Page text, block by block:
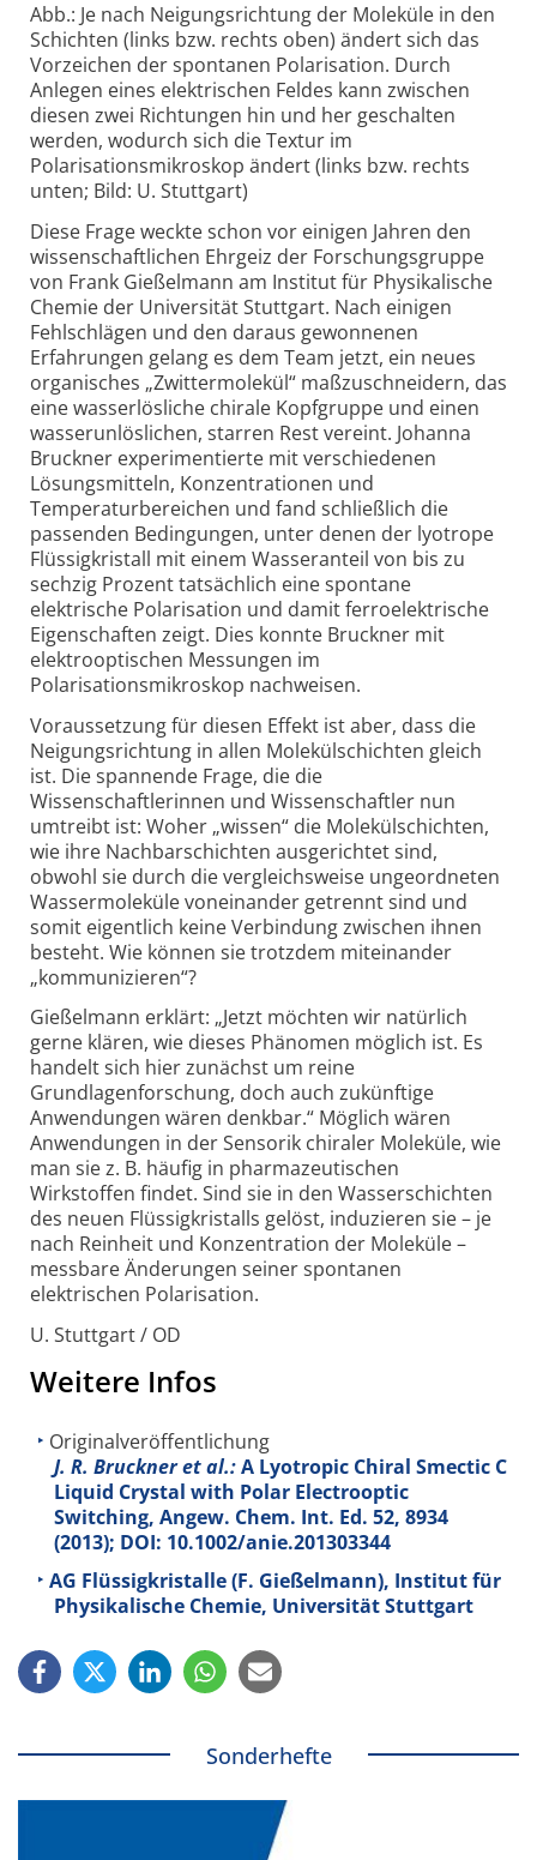
Abb.: Je nach Neigungsrichtung der Moleküle in den
Schichten (links bzw. rechts oben) ändert sich das
Vorzeichen der spontanen Polarisation. Durch
Anlegen eines elektrischen Feldes kann zwischen
diesen zwei Richtungen hin und her geschalten
werden, wodurch sich die Textur im
Polarisationsmikroskop ändert (links bzw. rechts
unten; Bild: U. Stuttgart)
Diese Frage weckte schon vor einigen Jahren den
wissenschaftlichen Ehrgeiz der Forschungsgruppe
von Frank Gießelmann am Institut für Physikalische
Chemie der Universität Stuttgart. Nach einigen
Fehlschlägen und den daraus gewonnenen
Erfahrungen gelang es dem Team jetzt, ein neues
organisches „Zwittermolekül“ maßzuschneidern, das
eine wasserlösliche chirale Kopfgruppe und einen
wasserunlöslichen, starren Rest vereint. Johanna
Bruckner experimentierte mit verschiedenen
Lösungsmitteln, Konzentrationen und
Temperaturbereichen und fand schließlich die
passenden Bedingungen, unter denen der lyotrope
Flüssigkristall mit einem Wasseranteil von bis zu
sechzig Prozent tatsächlich eine spontane
elektrische Polarisation und damit ferroelektrische
Eigenschaften zeigt. Dies konnte Bruckner mit
elektrooptischen Messungen im
Polarisationsmikroskop nachweisen.
Voraussetzung für diesen Effekt ist aber, dass die
Neigungsrichtung in allen Molekülschichten gleich
ist. Die spannende Frage, die die
Wissenschaftlerinnen und Wissenschaftler nun
umtreibt ist: Woher „wissen“ die Molekülschichten,
wie ihre Nachbarschichten ausgerichtet sind,
obwohl sie durch die vergleichsweise ungeordneten
Wassermoleküle voneinander getrennt sind und
somit eigentlich keine Verbindung zwischen ihnen
besteht. Wie können sie trotzdem miteinander
„kommunizieren“?
Gießelmann erklärt: „Jetzt möchten wir natürlich
gerne klären, wie dieses Phänomen möglich ist. Es
handelt sich hier zunächst um reine
Grundlagenforschung, doch auch zukünftige
Anwendungen wären denkbar.“ Möglich wären
Anwendungen in der Sensorik chiraler Moleküle, wie
man sie z. B. häufig in pharmazeutischen
Wirkstoffen findet. Sind sie in den Wasserschichten
des neuen Flüssigkristalls gelöst, induzieren sie – je
nach Reinheit und Konzentration der Moleküle –
messbare Änderungen seiner spontanen
elektrischen Polarisation.
U. Stuttgart / OD
Weitere Infos
Originalveröffentlichung
J. R. Bruckner et al.:A Lyotropic Chiral Smectic C
Liquid Crystal with Polar Electrooptic
Switching, Angew. Chem. Int. Ed. 52, 8934
(2013); DOI: 10.1002/anie.201303344
AG Flüssigkristalle (F. Gießelmann), Institut für
Physikalische Chemie, Universität Stuttgart
Sonderhefte